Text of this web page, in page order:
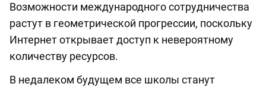
Возможности международного сотрудничества
растут в геометрической прогрессии, поскольку
Интернет открывает доступ к невероятному
количеству ресурсов.
В недалеком будущем все школы станут